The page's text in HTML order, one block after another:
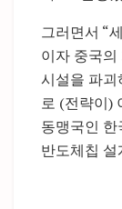
그러면서 “
이자 중국
시설을 파
로 (전략이)
동맹국인
반도체칩